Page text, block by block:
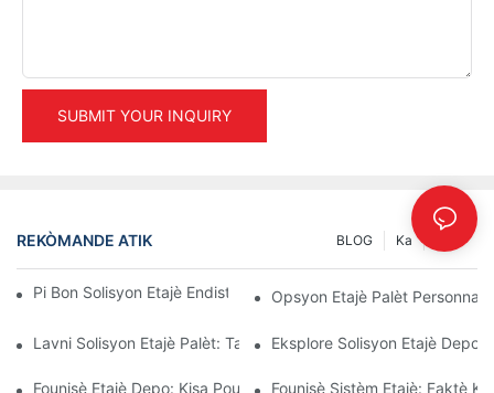
SUBMIT YOUR INQUIRY
REKÒMANDE ATIK INFO
Ka
BLOG
Pi Bon Solisyon Etajè Endistriyèl Pou Jesyon Depo Efikas
Opsyon Etajè Palèt
Lavni Solisyon Etajè Palèt: Tandans Ak Inovasyon
Eksplore Solisyon Etajè Depo
Founisè Etajè Depo: Kisa Pou ChècheFounisè Sistèm Etajè: Faktè